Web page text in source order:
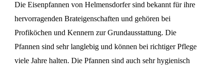
Die Eisenpfannen von Helmensdorfer sind bekannt für ihre
hervorragenden Brateigenschaften und gehören bei
Profiköchen und Kennern zur Grundausstattung. Die
Pfannen sind sehr langlebig und können bei richtiger Pflege
viele Jahre halten. Die Pfannen sind auch sehr hygienisch